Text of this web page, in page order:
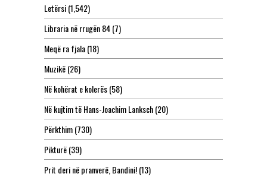
Letërsi(1,542)
Libraria në rrugën 84(7)
Meqë ra fjala(18)
Muzikë(26)
Në kohërat e kolerës(58)
Në kujtim të Hans-Joachim Lanksch(20)
Përkthim(730)
Pikturë(39)
Prit deri në pranverë, Bandini!(13)